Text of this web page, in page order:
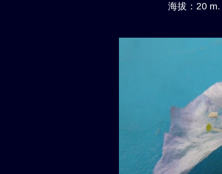
海拔：20